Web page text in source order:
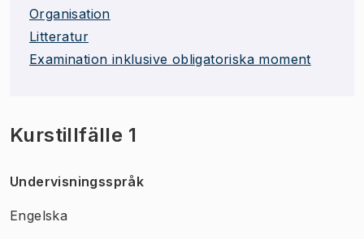
Organisation
Litteratur
Examination inklusive obligatoriska moment
Kurstillfälle 1
Undervisningsspråk
Engelska